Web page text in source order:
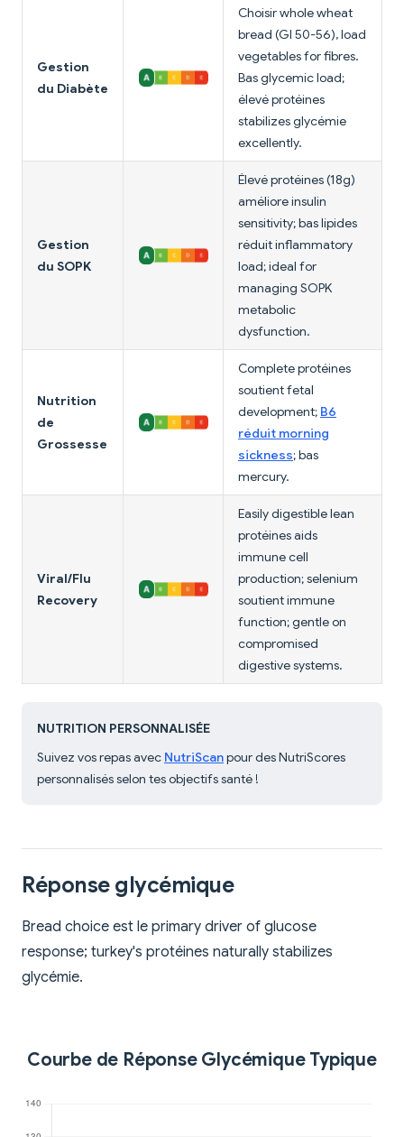
Gestion
du Diabète
Choisir whole wheat
bread (GI 50-56), load
vegetables for fibres.
Bas glycemic load;
élevé protéines
stabilizes glycémie
excellently.
Gestion
du SOPK
Élevé protéines (18g)
améliore insulin
sensitivity; bas lipides
réduit inflammatory
load; ideal for
managing SOPK
metabolic
dysfunction.
Nutrition
de
Grossesse
Complete protéines
soutient fetal
development; B6
réduit morning
sickness; bas
mercury.
Viral/Flu
Recovery
Easily digestible lean
protéines aids
immune cell
production; selenium
soutient immune
function; gentle on
compromised
digestive systems.
NUTRITION PERSONNALISÉE
Suivez vos repas avec NutriScanpour des NutriScores
personnalisés selon tes objectifs santé !
Réponse glycémique
Bread choice est le primary driver of glucose
response; turkey's protéines naturally stabilizes
glycémie.
Courbe de Réponse Glycémique Typique